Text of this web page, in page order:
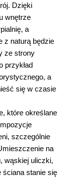
Dzięki
wnętrze
a
z naturą będzie
ze strony
przykład
a
się w czasie
które określane
szczególnie
na
wąskiej uliczki,
ściana stanie się